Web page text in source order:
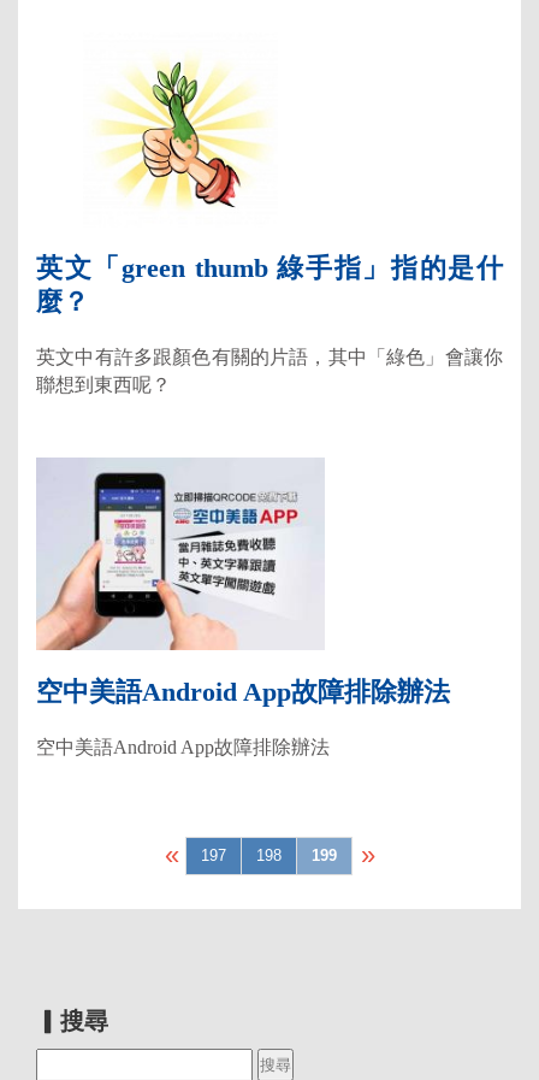
英文「green thumb 綠手指」指的是什
麼？
英文中有許多跟顏色有關的片語，其中「綠色」會讓你
聯想到東西呢？
空中美語Android App故障排除辦法
空中美語Android App故障排除辦法
« 197 198 199 »
▎搜尋